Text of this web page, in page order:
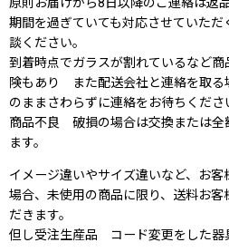
原則お届けから8日以降のご連絡は返
期間を過ぎていても対応させていた
談ください。
到着時点でガラスが割れているなど
険もあり また配送会社と連絡を取
のままさわらずに連絡をお待ちくださ
商品不良 破損の場合は交換または全
ます。
イメージ違いやサイズ違いなど、お
場合、未使用の商品に限り、送料お
だきます。
但し受注生産品 コード変更をした器